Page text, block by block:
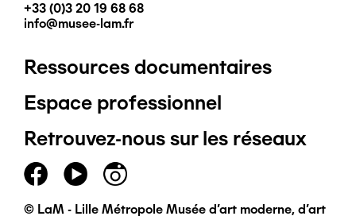
+33 (0)3 20 19 68 68
info@musee-lam.fr
Pied
de
page
principal
Ressources documentaires
Espace professionnel
Retrouvez-nous sur les réseaux
© LaM - Lille Métropole Musée d'art moderne, d'art